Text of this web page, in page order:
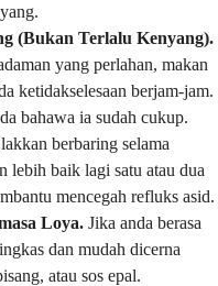
(Bukan Terlalu Kenyang).
yang perlahan, makan
ketidakselesaan berjam-jam.
bahawa ia sudah cukup.
berbaring selama
lebih baik lagi satu atau dua
mencegah refluks asid.
Loya. Jika anda berasa
dan mudah dicerna
atau sos epal.